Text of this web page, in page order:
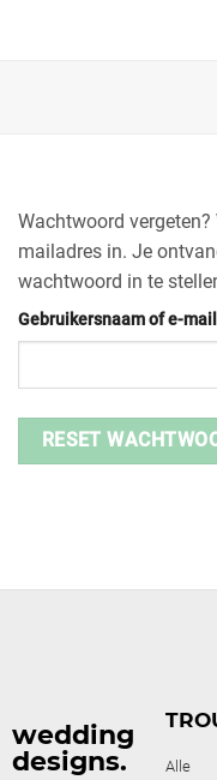
Wachtwoord
mailadres in. Je
wachtwoord in te
Gebruikersnaam of e-
RESET
wedding
designs.
Alle